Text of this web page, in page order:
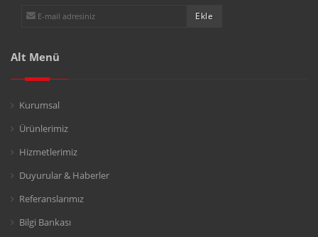
Alt Menü
Kurumsal
Ürünlerimiz
Hizmetlerimiz
Duyurular & Haberler
Referanslarımız
Bilgi Bankası